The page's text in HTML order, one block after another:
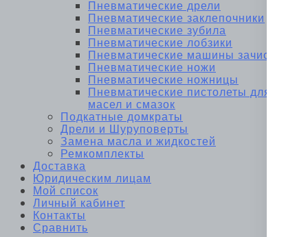
Пневматические дрели
Пневматические заклепочники
Пневматические зубила
Пневматические лобзики
Пневматические машины зачистные
Пневматические ножи
Пневматические ножницы
Пневматические пистолеты для
масел и смазок
Подкатные домкраты
Дрели и Шуруповерты
Замена масла и жидкостей
Ремкомплекты
Доставка
Юридическим лицам
Мой список
Личный кабинет
Контакты
Сравнить